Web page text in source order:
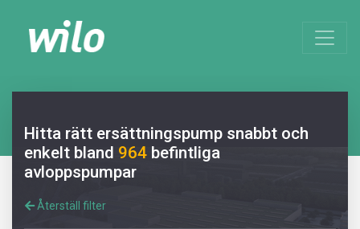
Hitta rätt ersättningspump snabbt och
enkelt bland 964 befintliga
avloppspumpar
Återställ filter